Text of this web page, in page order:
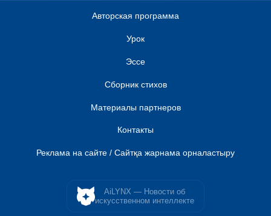
Авторская программа
Урок
Эссе
Сборник стихов
Материалы партнеров
Контакты
Реклама на сайте / Сайтқа жарнама орналастыру
AiLYNX — Новости об
искусственном интеллекте